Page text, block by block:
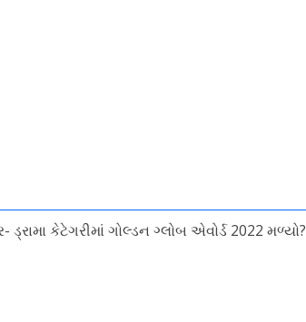
કેટેગરીમાં ગોલ્ડન ગ્લોબ એવોર્ડ 2022 મળ્યો?